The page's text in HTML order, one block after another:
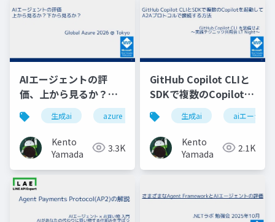
AIエージェントの評
価、上から見るか？下
から見るか？
生成ai azure aiエージェント評価
Kento
Yamada
3.3K
GitHub Copilot CLIと
SDKで複数のCopilotを
起動してA2Aプロトコ
ルで接続する方法
生成ai aiエージェ
Kento
Yamada
2.1K